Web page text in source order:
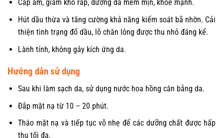
Cấp ẩm, giảm khô ráp, dưỡng da mềm mịn, khỏe mạnh.
Hút dầu thừa và tăng cường khả năng kiểm soát bã nhờn. Cải
thiện tình trạng đổ dầu, lỗ chân lông được thu nhỏ đáng kể.
Lành tính, không gây kích ứng da.
Hướng dẫn sử dụng
Sau khi làm sạch da, sử dụng nước hoa hồng cân bằng da.
Đắp mặt nạ từ 10 – 20 phút.
Tháo mặt nạ và tiếp tục vỗ nhẹ để các dưỡng chất được hấp
thụ tối đa.